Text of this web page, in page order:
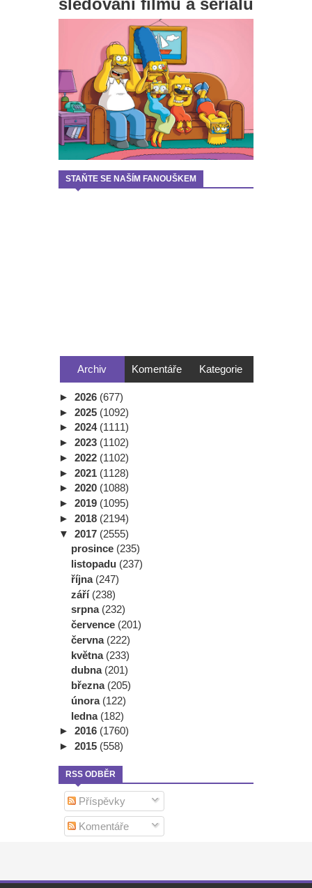
STAŇTE SE NAŠÍM FANOUŠKEM
Archiv Komentáře Kategorie
► 2026 (677)
► 2025 (1092)
► 2024 (1111)
► 2023 (1102)
► 2022 (1102)
► 2021 (1128)
► 2020 (1088)
► 2019 (1095)
► 2018 (2194)
▼ 2017 (2555)
prosince (235)
listopadu (237)
října (247)
září (238)
srpna (232)
července (201)
června (222)
května (233)
dubna (201)
března (205)
února (122)
ledna (182)
► 2016 (1760)
► 2015 (558)
RSS ODBĚR
Příspěvky
Komentáře